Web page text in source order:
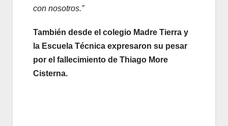
con nosotros.”
También desde el colegio Madre Tierra y
la Escuela Técnica expresaron su pesar
por el fallecimiento de Thiago More
Cisterna.